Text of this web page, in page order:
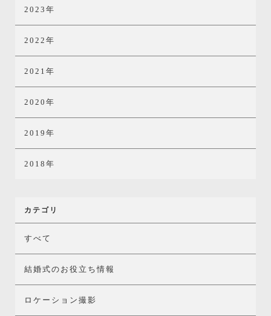
2023年
2022年
2021年
2020年
2019年
2018年
カテゴリ
すべて
結婚式のお役立ち情報
ロケーション撮影